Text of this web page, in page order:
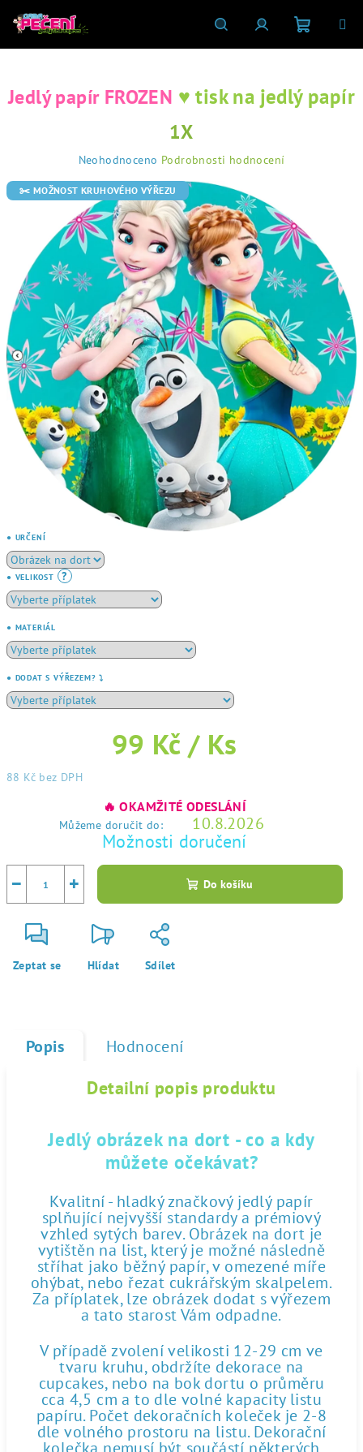
HledatPřihlášeníNákupní
košík
● URČENÍ
● VELIKOST ?
● MATERIÁL
● DODAT S VÝŘEZEM? ⤵️
99 Kč / Ks
88 Kč bez DPH
🔥 OKAMŽITÉ ODESLÁNÍ
Můžeme doručit do: 10.8.2026
Možnosti doručení
+
− Do košíku
Zeptat se Hlídat Sdílet
Jedlý papír FROZEN ♥ tisk na jedlý papír
1X
produktu
hvězdiček.
Neohodnoceno Podrobnosti hodnocení
✂️ MOŽNOST KRUHOVÉHO VÝŘEZU
Popis Hodnocení
Detailní popis produktu
Jedlý obrázek na dort - co a kdy
můžete očekávat?
Kvalitní - hladký značkový jedlý papír
splňující nejvyšší standardy a prémiový
vzhled sytých barev. Obrázek na dort je
vytištěn na list, který je možné následně
stříhat jako běžný papír, v omezené míře
ohýbat, nebo řezat cukrářským skalpelem.
Za příplatek, lze obrázek dodat s výřezem
a tato starost Vám odpadne.
V případě zvolení velikosti 12-29 cm ve
tvaru kruhu, obdržíte dekorace na
cupcakes, nebo na bok dortu o průměru
cca 4,5 cm a to dle volné kapacity listu
papíru. Počet dekoračních koleček je 2-8
dle volného prostoru na listu. Dekorační